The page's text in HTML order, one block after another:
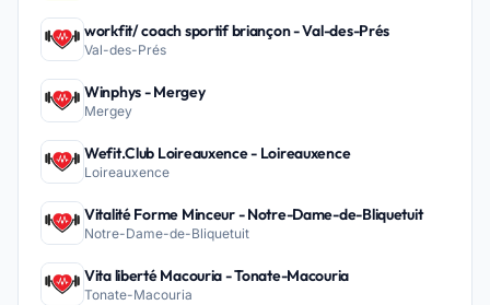
workfit/ coach sportif briançon - Val-des-Prés
Val-des-Prés
Winphys - Mergey
Mergey
Wefit.Club Loireauxence - Loireauxence
Loireauxence
Vitalité Forme Minceur - Notre-Dame-de-Bliquetuit
Notre-Dame-de-Bliquetuit
Vita liberté Macouria - Tonate-Macouria
Tonate-Macouria